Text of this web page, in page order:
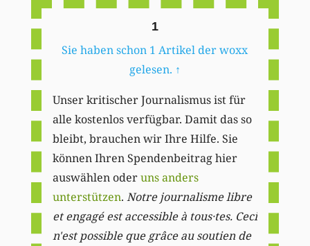
1
Sie haben schon 1 Artikel der woxx
gelesen. ↑
Unser kritischer Journalismus ist für
alle kostenlos verfügbar. Damit das so
bleibt, brauchen wir Ihre Hilfe. Sie
können Ihren Spendenbeitrag hier
auswählen oderuns anders
unterstützen. Notre journalisme libre
et engagé est accessible à tous·tes. Ceci
n'est possible que grâce au soutien de